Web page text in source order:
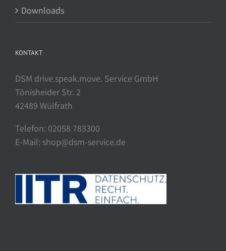
Downloads
KONTAKT
DSM drive.speak.move. Service GmbH
Tönisheider Str. 2
42489 Wülfrath
Telefon: 02058 783300
E-Mail: shop@dsm-service.de